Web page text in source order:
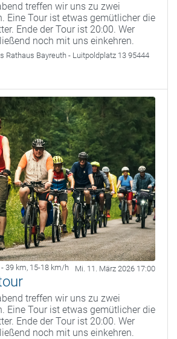
treffen wir uns zu zwei
Eine Tour ist etwas gemütlicher die
Ende der Tour ist 20:00. Wer
noch mit uns einkehren.
Rathaus Bayreuth - Luitpoldplatz 13 95444
39 km, 15-18 km/h Mi. 11. März 2026 17:00
treffen wir uns zu zwei
Eine Tour ist etwas gemütlicher die
Ende der Tour ist 20:00. Wer
noch mit uns einkehren.